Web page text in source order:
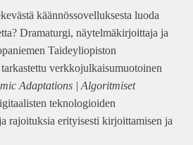
käännössovelluksesta luoda
Dramaturgi, näytelmäkirjoittaja ja
Taideyliopiston
verkkojulkaisumuotoinen
Adaptations | Algoritmiset
teknologioiden
rajoituksia erityisesti kirjoittamisen ja